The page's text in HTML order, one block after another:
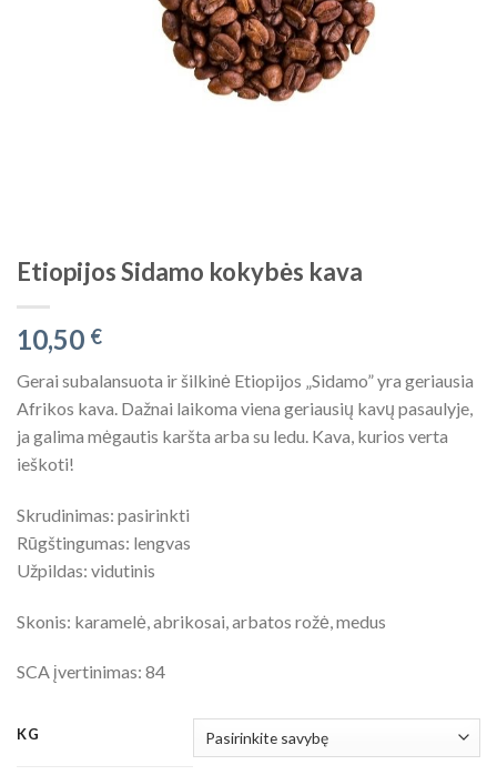
Etiopijos Sidamo kokybės kava
10,50 €
Gerai subalansuota ir šilkinė Etiopijos „Sidamo” yra geriausia
Afrikos kava. Dažnai laikoma viena geriausių kavų pasaulyje,
ja galima mėgautis karšta arba su ledu. Kava, kurios verta
ieškoti!
Skrudinimas: pasirinkti
Rūgštingumas: lengvas
Užpildas: vidutinis
Skonis: karamelė, abrikosai, arbatos rožė, medus
SCA įvertinimas: 84
KG